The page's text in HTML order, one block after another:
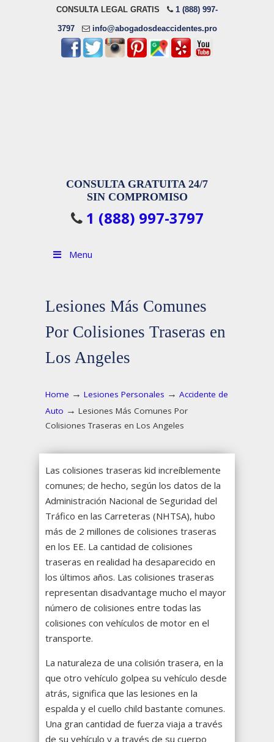
CONSULTA LEGAL GRATIS 1 (888) 997-
3797 info@abogadosdeaccidentes.pro
CONSULTA GRATUITA 24/7
SIN COMPROMISO
1 (888) 997-3797
Menu
Lesiones Más Comunes
Por Colisiones Traseras en
Los Angeles
Home → Lesiones Personales → Accidente de
Auto → Lesiones Más Comunes Por
Colisiones Traseras en Los Angeles
Las colisiones traseras kid increíblemente
comunes; de hecho, según los datos de la
Administración Nacional de Seguridad del
Tráfico en las Carreteras (NHTSA), hubo
más de 2 millones de colisiones traseras
en los EE. La cantidad de colisiones
traseras en realidad ha desaparecido en
los últimos años. Las colisiones traseras
representan disadvantage mucho el mayor
número de colisiones entre todas las
colisiones con vehículos de motor en el
transporte.
La naturaleza de una colisión trasera, en la
que otro vehículo golpea su vehículo desde
atrás, significa que las lesiones en la
espalda y el cuello child bastante comunes.
Una gran cantidad de fuerza viaja a través
de su vehículo y a través de su cuerpo